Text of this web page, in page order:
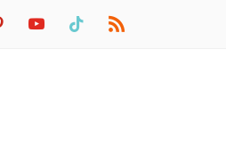
youtube tiktok rss